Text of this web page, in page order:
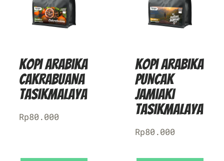
Kopi Arabika
Cakrabuana
Tasikmalaya
Rp80.000
Kopi Arabika
Puncak
Jamiaki
Tasikmalaya
Rp80.000